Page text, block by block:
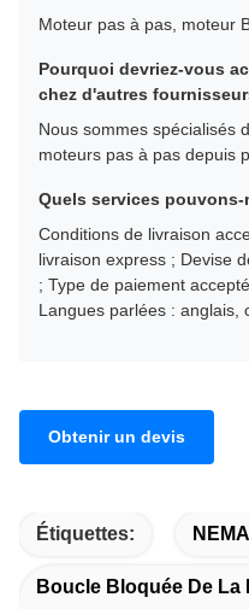
Moteur pas à pas, moteur
Pourquoi devriez-vous
chez d'autres
Nous sommes spécialisés
moteurs pas à pas depuis
Quels services
Conditions de livraison
livraison express ; Devise
; Type de paiement
Langues parlées : anglais,
Obtenir un devis
Étiquettes:
Boucle Bloquée De La